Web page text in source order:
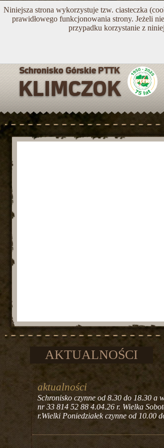
Niniejsza strona wykorzystuje tzw. ciasteczka
prawidłowego funkcjonowania strony. Jeżeli
przypadku korzystanie z
AKTUALNOŚCI
aktualności
Schronisko czynne od 8.30 do 18.30 a
nr 33 814 52 88 4.04.26 r. Wielka
r.Wielki Poniedziałek czynne od 10.00